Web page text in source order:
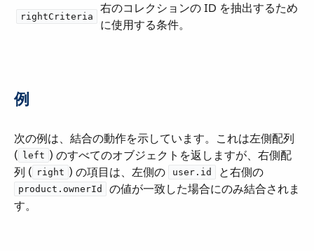
rightCriteria
右のコレクションの ID を抽出するため
に使用する条件。
例
次の例は、結合の動作を示しています。これは左側配列
(​ left ​) のすべてのオブジェクトを返しますが、右側配
列 (​ right ​) の項目は、左側の ​ user.id ​ と右側の ​
product.ownerId
​ の値が一致した場合にのみ結合されま
す。